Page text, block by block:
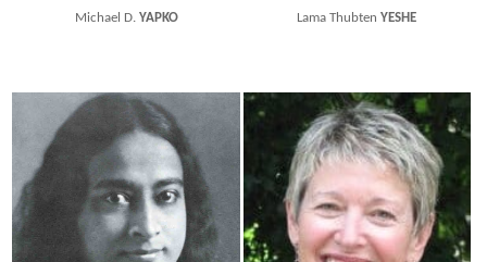
Michael D. YAPKO Lama ThubtenYESHE